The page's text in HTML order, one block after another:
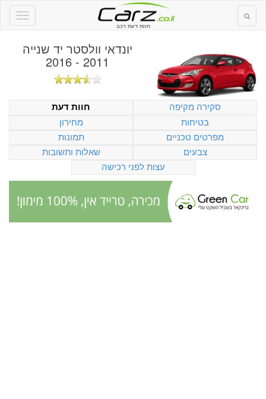
חוות דעת רכב
יונדאי וולסטר יד שנייה
2011 - 2016
סקירה מקיפה
חוות דעת
בטיחות
מחירון
מפרטים טכניים
תמונות
צבעים
שאלות ותשובות
עצות לפני רכישה